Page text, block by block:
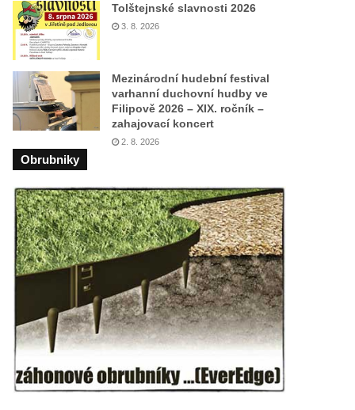
Tolštejnské slavnosti 2026
3. 8. 2026
Mezinárodní hudební festival
varhanní duchovní hudby ve
Filipově 2026 – XIX. ročník –
zahajovací koncert
2. 8. 2026
Obrubniky